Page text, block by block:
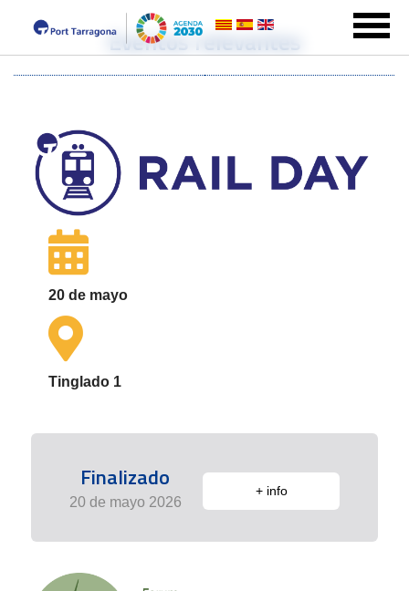
Eventos relevantes
20 de mayo
Tinglado 1
Finalizado
20 de mayo 2026
+ info